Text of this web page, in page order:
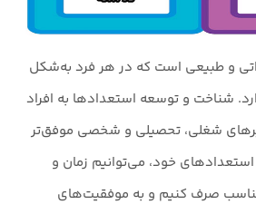
و طبیعی است که در هر فرد به‌شکل
شناخت و توسعه استعدادها به افراد
شغلی، تحصیلی و شخصی موفق‌تر
خود، می‌توانیم زمان و
صرف کنیم و به موفقیت‌های